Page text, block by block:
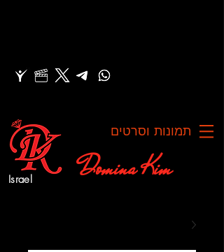
תמונות וסרטים
Domina Kim
Israel